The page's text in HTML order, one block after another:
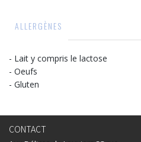
ALLERGÈNES
- Lait y compris le lactose
- Oeufs
- Gluten
CONTACT